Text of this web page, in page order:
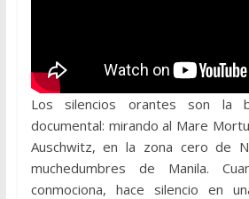
Los silencios orantes son la
documental: mirando al Mare
Auschwitz, en la zona cero de
muchedumbres de Manila.
conmociona, hace silencio en